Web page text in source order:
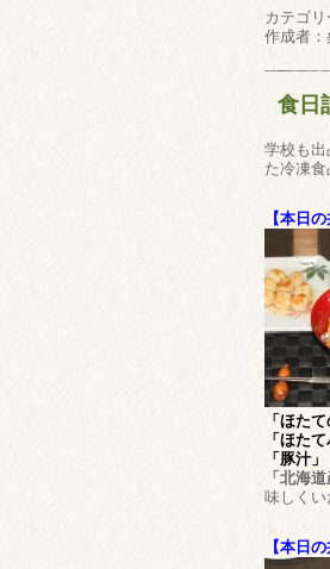
カテゴリ
作成者：
食日
学校も出
た冷凍
【本日
「ほた
「ほた
「豚汁」
「北海
味しくい
【本日